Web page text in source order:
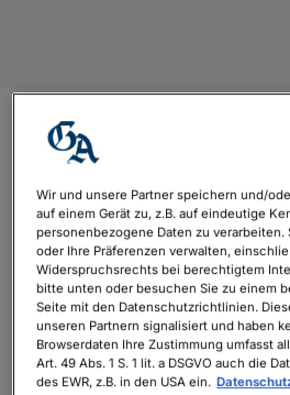
Bonner-
ansicht
vonKonrad Meier|Apr. 9, 2025
Bonner-
ansicht
Wir und unsere Partner speichern und/
auf einem Gerät zu, z.B. auf eindeutige
personenbezogene Daten zu verarbeiten.
oder Ihre Präferenzen verwalten,
Widerspruchsrechts bei berechtigtem
bitte unten oder besuchen Sie zu einem
Seite mit den Datenschutzrichtlinien.
unseren Partnern signalisiert und haben
Browserdaten Ihre Zustimmung umfasst
Art. 49 Abs. 1 S. 1 lit. a DSGVO auch die
des EWR, z.B. in den USA ein.